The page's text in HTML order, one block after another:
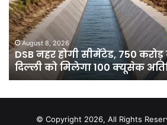
से
तोड़ा
15
साल
का
रिकॉर्ड,
7
डिग्री
गुरुग्राम
August 8, 2026
दिल्ली में बारिश ने तोड़ा
गिरा पारा; गुरुग्राम में
© Copyright 2026, All Rights